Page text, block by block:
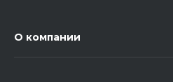
О компании